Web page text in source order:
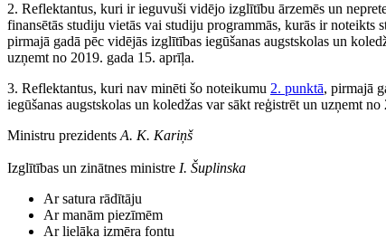
2. Reflektantus, kuri ir ieguvuši vidējo izglītību ārzemēs un
finansētās studiju vietās vai studiju programmās, kurās ir noteikts
pirmajā gadā pēc vidējās izglītības iegūšanas augstskolas un
uzņemt no 2019. gada 15. aprīļa.
3. Reflektantus, kuri nav minēti šo noteikumu 2. punktā, pirmajā
iegūšanas augstskolas un koledžas var sākt reģistrēt un uzņemt
Ministru prezidents A. K. Kariņš
Izglītības un zinātnes ministre I. Šuplinska
Ar satura rādītāju
Ar manām piezīmēm
Ar lielāka izmēra fontu